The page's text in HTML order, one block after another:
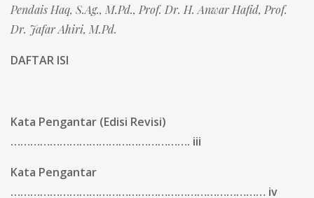
Pendais Haq, S.Ag., M.Pd., Prof. Dr. H. Anwar Hafid, Prof.
Dr. Jafar Ahiri, M.Pd.
DAFTAR ISI
Kata Pengantar (Edisi Revisi)
………………………………………………. iii
Kata Pengantar
…………………………………………………………………… iv